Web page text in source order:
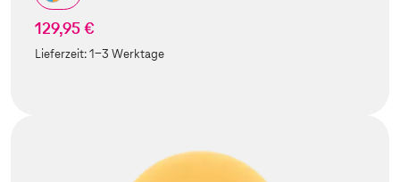
129,95 €
Lieferzeit:1-3 Werktage